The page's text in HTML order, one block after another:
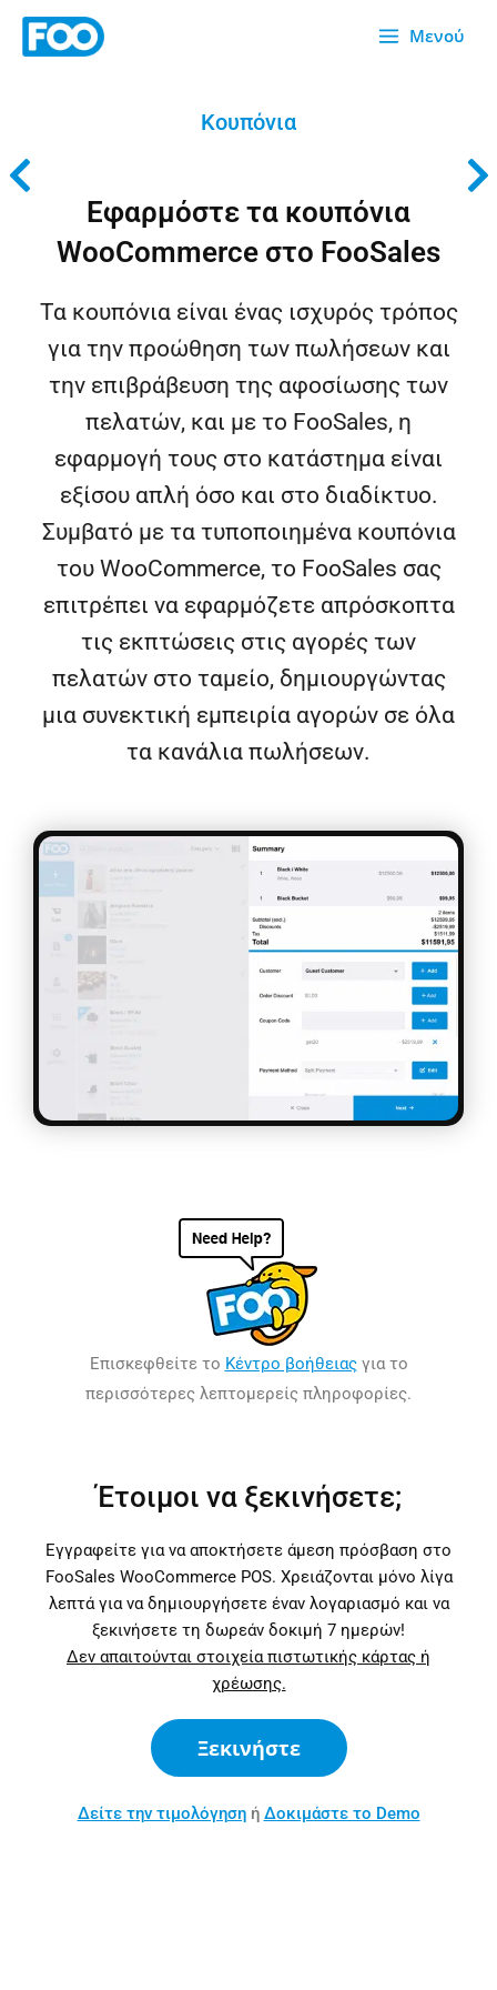
Μετάβαση
Μενού
Κουπόνια
Εφαρμόστε τα κουπόνια
WooCommerce στο FooSales
Τα κουπόνια είναι ένας ισχυρός τρόπος
για την προώθηση των πωλήσεων και
την επιβράβευση της αφοσίωσης των
πελατών, και με το FooSales, η
εφαρμογή τους στο κατάστημα είναι
εξίσου απλή όσο και στο διαδίκτυο.
Συμβατό με τα τυποποιημένα κουπόνια
του WooCommerce, το FooSales σας
επιτρέπει να εφαρμόζετε απρόσκοπτα
τις εκπτώσεις στις αγορές των
πελατών στο ταμείο, δημιουργώντας
μια συνεκτική εμπειρία αγορών σε όλα
τα κανάλια πωλήσεων.
Επισκεφθείτε το Κέντρο βοήθειαςγια το
περισσότερες λεπτομερείς πληροφορίες.
Έτοιμοι να ξεκινήσετε;
Εγγραφείτε για να αποκτήσετε άμεση πρόσβαση στο
FooSales WooCommerce POS. Χρειάζονται μόνο λίγα
λεπτά για να δημιουργήσετε έναν λογαριασμό και να
ξεκινήσετε τη δωρεάν δοκιμή 7 ημερών!
Δεν απαιτούνται στοιχεία πιστωτικής κάρτας ή
χρέωσης.
Ξεκινήστε
Δείτε την τιμολόγησηή Δοκιμάστε το Demo